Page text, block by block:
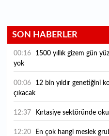
SON HABERLER
00:16
yok
00:06
çıkacak
12:37 Kırtasiye sektöründe
12:20 En çok hangi meslek